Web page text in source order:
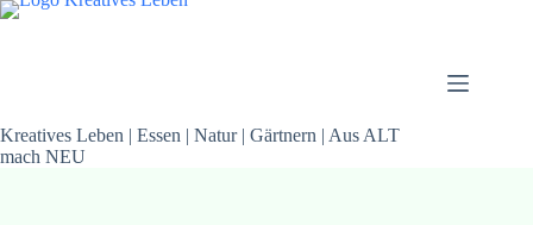
Kreatives Leben | Essen | Natur | Gärtnern | Aus ALT
mach NEU